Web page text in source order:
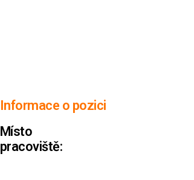
Informace o pozici
Místo
pracoviště: